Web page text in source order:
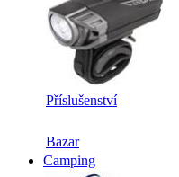
Příslušenství
Bazar
Camping